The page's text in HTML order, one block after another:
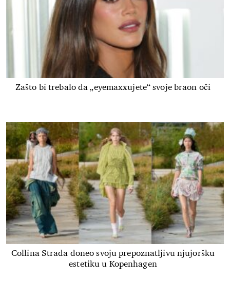
Zašto bi trebalo da „eyemaxxujete“ svoje braon oči
Collina Strada doneo svoju prepoznatljivu njujoršku
estetiku u Kopenhagen